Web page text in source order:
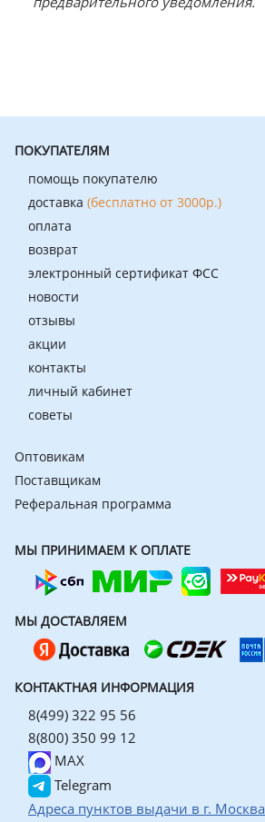
ПОКУПАТЕЛЯМ
помощь покупателю
доставка (бесплатно от 3000р.)
оплата
возврат
электронный сертификат ФСС
новости
отзывы
акции
контакты
личный кабинет
советы
Оптовикам
Поставщикам
Реферальная программа
МЫ ПРИНИМАЕМ К ОПЛАТЕ
МЫ ДОСТАВЛЯЕМ
КОНТАКТНАЯ ИНФОРМАЦИЯ
8(499) 322 95 56
8(800) 350 99 12
MAX
Telegram
Адреса пунктов выдачи в г. Москва